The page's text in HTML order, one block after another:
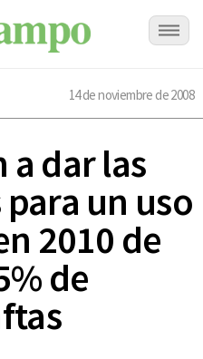
14 de noviembre de 2008
a dar las
un uso
2010 de
de